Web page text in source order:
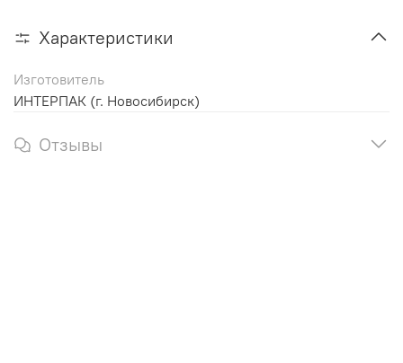
Характеристики
Изготовитель
ИНТЕРПАК (г. Новосибирск)
Отзывы